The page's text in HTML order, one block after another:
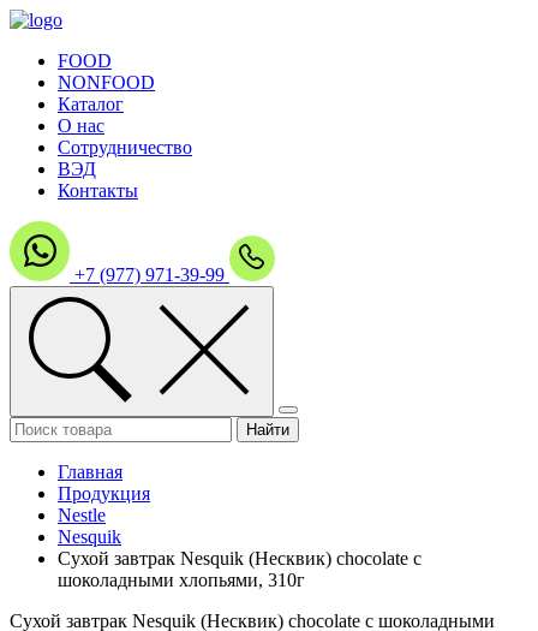
FOOD
NONFOOD
Каталог
О нас
Сотрудничество
ВЭД
Контакты
+7 (977) 971-39-99
Главная
Продукция
Nestle
Nesquik
Сухой завтрак Nesquik (Несквик) chocolate с
шоколадными хлопьями, 310г
Сухой завтрак Nesquik (Несквик) chocolate с шоколадными